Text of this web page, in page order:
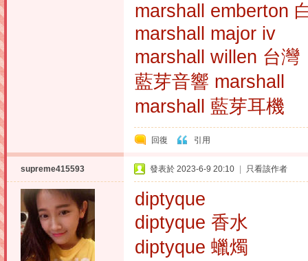
marshall emberton
marshall major iv
marshall willen 台灣
藍芽音響 marshall
marshall 藍芽耳機
回復 引用
supreme415593 發表於 2023-6-9 20:10 只看該作者
diptyque
diptyque 香水
diptyque 蠟燭